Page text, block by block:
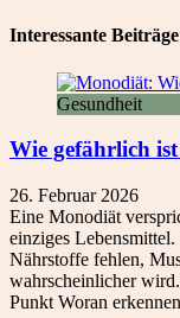
Interessante Beiträge
Gesundheit
Wie gefährlich
26. Februar 2026
Eine Monodiät
einziges
Nährstoffe fehlen,
wahrscheinlicher
Punkt Woran